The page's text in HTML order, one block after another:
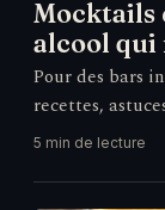
Mocktails
alcool
Pour des bars
recettes,
5 min de lecture